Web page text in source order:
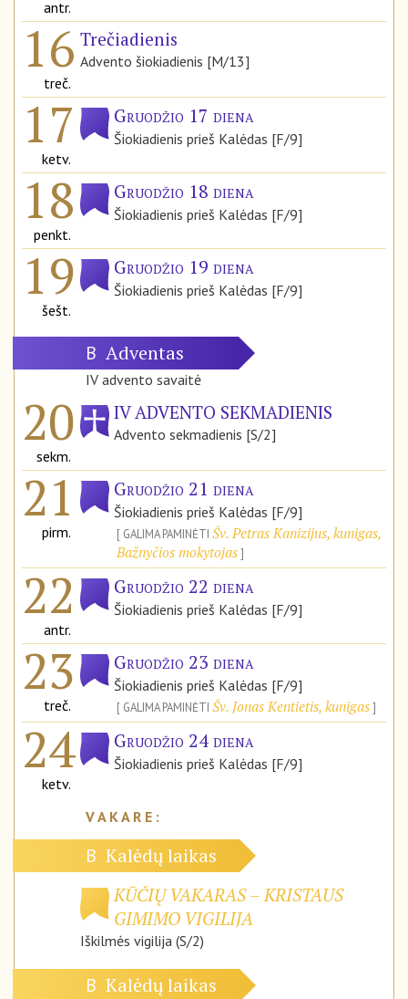
antr.
16
treč.
Trečiadienis
Advento šiokiadienis [M/13]
17
ketv.
Gruodžio 17 diena
Šiokiadienis prieš Kalėdas [F/9]
18
penkt.
Gruodžio 18 diena
Šiokiadienis prieš Kalėdas [F/9]
19
šešt.
Gruodžio 19 diena
Šiokiadienis prieš Kalėdas [F/9]
B Adventas
IV advento savaitė
20
sekm.
IV ADVENTO SEKMADIENIS
Advento sekmadienis [S/2]
21
pirm.
Gruodžio 21 diena
Šiokiadienis prieš Kalėdas [F/9]
GALIMA PAMINĖTI Šv. Petras Kanizijus, kunigas,
Bažnyčios mokytojas
22
antr.
Gruodžio 22 diena
Šiokiadienis prieš Kalėdas [F/9]
23
treč.
Gruodžio 23 diena
Šiokiadienis prieš Kalėdas [F/9]
GALIMA PAMINĖTI Šv. Jonas Kentietis, kunigas
24
ketv.
Gruodžio 24 diena
Šiokiadienis prieš Kalėdas [F/9]
B Kalėdų laikas
KŪČIŲ VAKARAS – KRISTAUS
GIMIMO VIGILIJA
Iškilmės vigilija (S/2)
B Kalėdų laikas